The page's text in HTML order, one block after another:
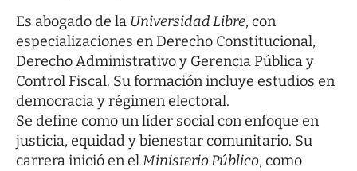
Es abogado de la Universidad Libre, con
especializaciones en Derecho Constitucional,
Derecho Administrativo y Gerencia Pública y
Control Fiscal. Su formación incluye estudios en
democracia y régimen electoral.
Se define como un líder social con enfoque en
justicia, equidad y bienestar comunitario. Su
carrera inició en elMinisterio Público, como